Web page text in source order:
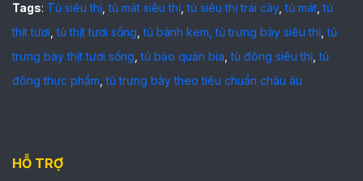
Tags: Tủ siêu thị ,tủ mát siêu thị ,tủ siêu thị trái cây,tủ mát ,tủ
thịt tươi ,tủ thịt tươi sống tủ bánh kem, tủ trưng bày siêu thị ,tủ
trưng bày thịt tươi sống ,tủ bảo quản bia ,tủ đông siêu thị ,tủ
đông thực phẩm ,tủ trưng bày theo tiêu chuẩn châu âu
HỖ TRỢ